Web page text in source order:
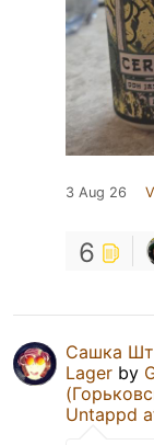
3 Aug 26
6
Сашка
Lager by
Untappd